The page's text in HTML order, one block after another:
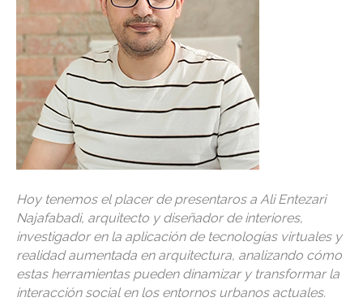
Hoy tenemos el placer de presentaros a Ali Entezari
Najafabadi, arquitecto y diseñador de interiores,
investigador en la aplicación de tecnologías virtuales y
realidad aumentada en arquitectura, analizando cómo
estas herramientas pueden dinamizar y transformar la
interacción social en los entornos urbanos actuales.